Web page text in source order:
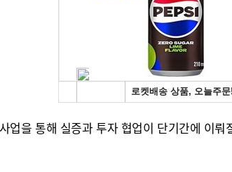
을 통해 실증과 투자 협업이 단기간에 이